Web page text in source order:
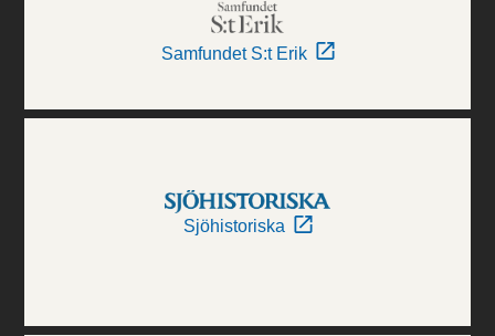
Samfundet S:t Erik
Sjöhistoriska